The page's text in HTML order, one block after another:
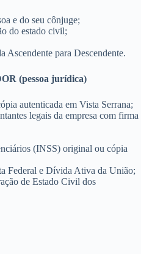
e do seu cônjuge;
do estado civil;
Ascendente para Descendente.
(pessoa jurídica)
autenticada em Vista Serrana;
legais da empresa com firma
(INSS) original ou cópia
Federal e Dívida Ativa da União;
de Estado Civil dos